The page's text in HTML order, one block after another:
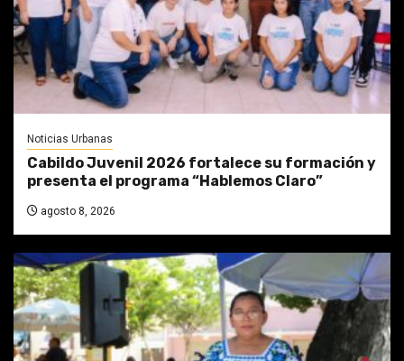
Noticias Urbanas
Cabildo Juvenil 2026 fortalece su formación y
presenta el programa “Hablemos Claro”
agosto 8, 2026